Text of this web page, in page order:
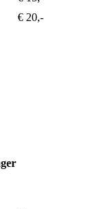
€ 20,-